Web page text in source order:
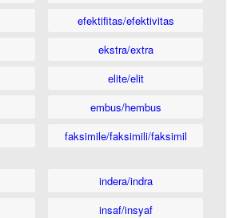
efektifitas/efektivitas
ekstra/extra
elite/elit
embus/hembus
faksimile/faksimili/faksimil
indera/indra
insaf/insyaf